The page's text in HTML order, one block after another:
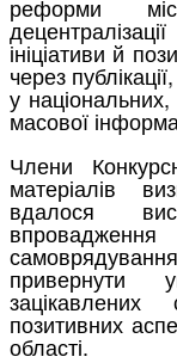
реформи
ініціативи й
через
у
масової
Члени
матеріалів
вдалося
привернути
позитивних
області.